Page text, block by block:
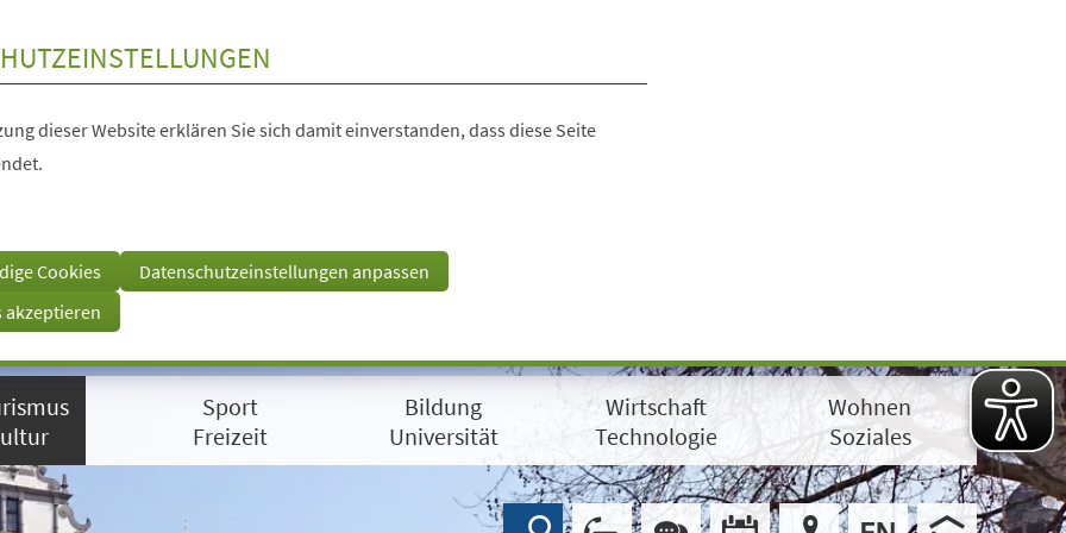
dieser Website erklären Sie sich damit einverstanden, dass diese Seite
Cookies
Datenschutzeinstellungen anpassen
akzeptieren
Sport
Freizeit
Bildung
Universität
Wirtschaft
Technologie
Wohnen
Soziales